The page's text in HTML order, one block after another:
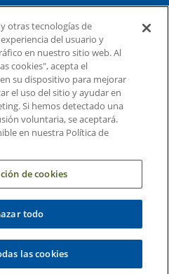
otras tecnologías de
del usuario y
en nuestro sitio web. Al
cookies", acepta el
su dispositivo para mejorar
el uso del sitio y ayudar en
Si hemos detectado una
voluntaria, se aceptará.
en nuestra Política de
de cookies
todo
las cookies